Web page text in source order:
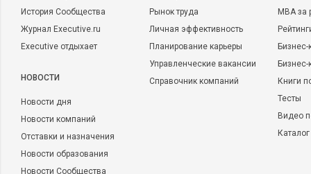
История Сообщества
Журнал Executive.ru
Executive отдыхает
НОВОСТИ
Новости дня
Новости компаний
Отставки и назначения
Новости образования
Новости Сообщества
Рынок труда
Личная эффективность
Планирование карьеры
Управленческие вакансии
Справочник компаний
MBA
Бизнес-
Книги
Тесты
Видео